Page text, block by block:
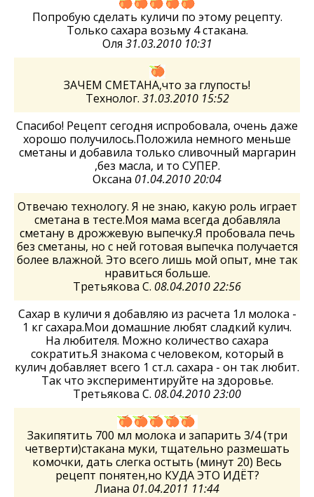
Попробую сделать куличи по этому рецепту.
Только сахара возьму 4 стакана.
Оля 31.03.2010 10:31
ЗАЧЕМ СМЕТАНА,что за глупость!
Технолог. 31.03.2010 15:52
Спасибо! Рецепт сегодня испробовала, очень даже
хорошо получилось.Положила немного меньше
сметаны и добавила только сливочный маргарин
,без масла, и то СУПЕР.
Оксана 01.04.2010 20:04
Отвечаю технологу. Я не знаю, какую роль играет
сметана в тесте.Моя мама всегда добавляла
сметану в дрожжевую выпечку.Я пробовала печь
без сметаны, но с ней готовая выпечка получается
более влажной. Это всего лишь мой опыт, мне так
нравиться больше.
Третьякова С. 08.04.2010 22:56
Сахар в куличи я добавляю из расчета 1л молока -
1 кг сахара.Мои домашние любят сладкий кулич.
На любителя. Можно количество сахара
сократить.Я знакома с человеком, который в
кулич добавляет всего 1 ст.л. сахара - он так любит.
Так что экспериментируйте на здоровье.
Третьякова С. 08.04.2010 23:00
Закипятить 700 мл молока и запарить 3/4 (три
четверти)стакана муки, тщательно размешать
комочки, дать слегка остыть (минут 20) Весь
рецепт понятен,но КУДА ЭТО ИДЁТ?
Лиана 01.04.2011 11:44